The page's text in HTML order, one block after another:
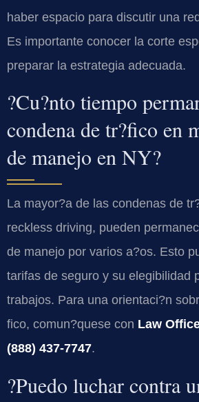
haber espacio para discutir una
Es importante conocer la corte
preparar la estrategia adecuada.
?Cu?nto tiempo
condena de tr?fico en
de manejo en NY?
La mayor?a de las condenas de
reckless driving, pueden
de manejo por varios a?os. Esto
tarifas de seguro y su elegibilidad
trabajos. Para una orientaci?n
fico, comun?quese con Law
(888) 437-7747.
?Puedo luchar contra